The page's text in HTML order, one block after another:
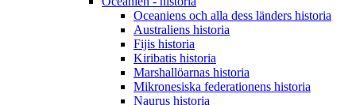
Oceaniens och alla dess länders historia
Australiens historia
Fijis historia
Kiribatis historia
Marshallöarnas historia
Mikronesiska federationens historia
Naurus historia